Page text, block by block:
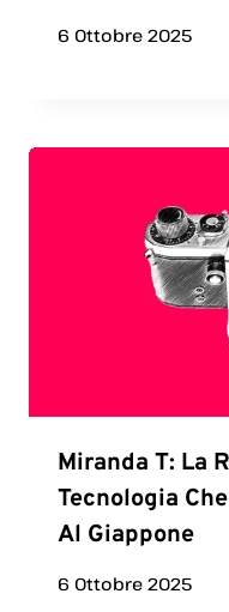
6 Ottobre 2025
Miranda T: La
Tecnologia
Al Giappone
6 Ottobre 2025